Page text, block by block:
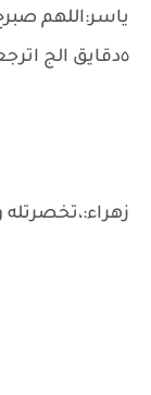
ياسر:اللهم
٥دقايق الج اترجعين الملابس لمكانهن
زهراء:،تخصرتله